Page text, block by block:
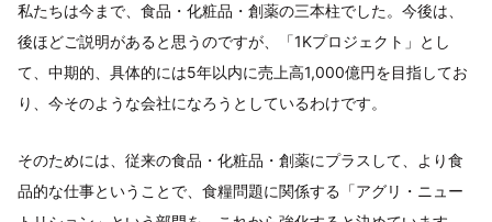
私たちは今まで、食品・化粧品・創薬の三本柱でした。今後は、
後ほどご説明があると思うのですが、「1Kプロジェクト」とし
て、中期的、具体的には5年以内に売上高1,000億円を目指してお
り、今そのような会社になろうとしているわけです。
そのためには、従来の食品・化粧品・創薬にプラスして、より食
品的な仕事ということで、食糧問題に関係する「アグリ・ニュー